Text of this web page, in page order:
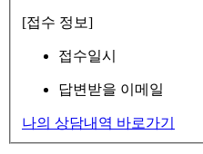
[접수 정보]
접수일시
답변받을 이메일
나의 상담내역 바로가기